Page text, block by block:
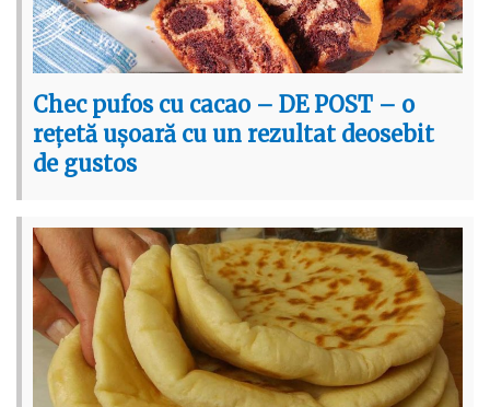
Chec pufos cu cacao – DE POST – o
rețetă ușoară cu un rezultat deosebit
de gustos